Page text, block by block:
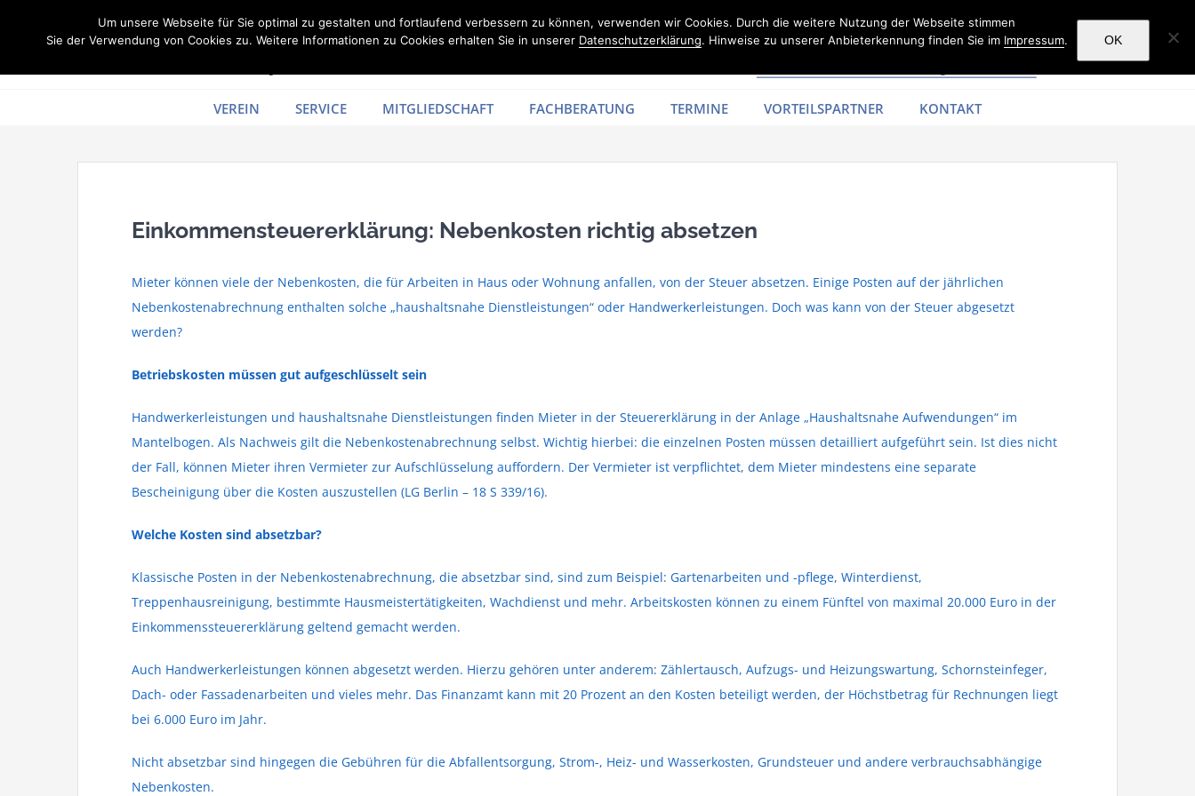
VEREIN SERVICE MITGLIEDSCHAFT FACHBERATUNG TERMINE VORTEILSPARTNER KONTAKT
Einkommensteuererklärung: Nebenkosten richtig absetzen
Mieter können viele der Nebenkosten, die für Arbeiten in Haus oder Wohnung anfallen, von der Steuer absetzen. Einige Posten auf der jährlichen
Nebenkostenabrechnung enthalten solche „haushaltsnahe Dienstleistungen“ oder Handwerkerleistungen. Doch was kann von der Steuer abgesetzt
werden?
Betriebskosten müssen gut aufgeschlüsselt sein
Handwerkerleistungen und haushaltsnahe Dienstleistungen finden Mieter in der Steuererklärung in der Anlage „Haushaltsnahe Aufwendungen“ im
Mantelbogen. Als Nachweis gilt die Nebenkostenabrechnung selbst. Wichtig hierbei: die einzelnen Posten müssen detailliert aufgeführt sein. Ist dies nicht
der Fall, können Mieter ihren Vermieter zur Aufschlüsselung auffordern. Der Vermieter ist verpflichtet, dem Mieter mindestens eine separate
Bescheinigung über die Kosten auszustellen (LG Berlin – 18 S 339/16).
Welche Kosten sind absetzbar?
Klassische Posten in der Nebenkostenabrechnung, die absetzbar sind, sind zum Beispiel: Gartenarbeiten und -pflege, Winterdienst,
Treppenhausreinigung, bestimmte Hausmeistertätigkeiten, Wachdienst und mehr. Arbeitskosten können zu einem Fünftel von maximal 20.000 Euro in der
Einkommenssteuererklärung geltend gemacht werden.
Auch Handwerkerleistungen können abgesetzt werden. Hierzu gehören unter anderem: Zählertausch, Aufzugs- und Heizungswartung, Schornsteinfeger,
Dach- oder Fassadenarbeiten und vieles mehr. Das Finanzamt kann mit 20 Prozent an den Kosten beteiligt werden, der Höchstbetrag für Rechnungen liegt
bei 6.000 Euro im Jahr.
Nicht absetzbar sind hingegen die Gebühren für die Abfallentsorgung, Strom-, Heiz- und Wasserkosten, Grundsteuer und andere verbrauchsabhängige
Nebenkosten.
Um unsere Webseite für Sie optimal zu gestalten und fortlaufend verbessern zu können, verwenden wir Cookies. Durch die weitere Nutzung der Webseite stimmen
Sie der Verwendung von Cookies zu. Weitere Informationen zu Cookies erhalten Sie in unserer Datenschutzerklärung. Hinweise zu unserer Anbieterkennung finden Sie im Impressum. OK